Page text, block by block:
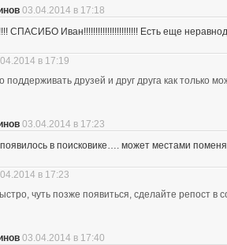
03.04.2014 в 17:18
Иван!!!!!!!!!!!!!!!!!!!!!!! Есть еще
в 17:19
поддерживать друзей и друг друга как только
03.04.2014 в 17:23
в поисковике…. может местами
в 17:23
чуть позже появиться, сделайте репост в
03.04.2014 в 17:40